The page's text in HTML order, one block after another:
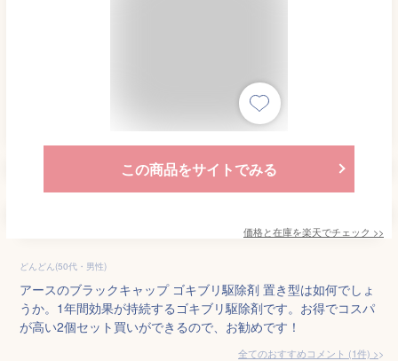
この商品をサイトでみる
価格と在庫を楽天でチェック >>
どんどん(50代・男性)
アースのブラックキャップ ゴキブリ駆除剤 置き型は如何でしょ
うか。1年間効果が持続するゴキブリ駆除剤です。お得でコスパ
が高い2個セット買いができるので、お勧めです！
全てのおすすめコメント (1件) >